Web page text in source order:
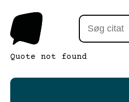
Quote not found